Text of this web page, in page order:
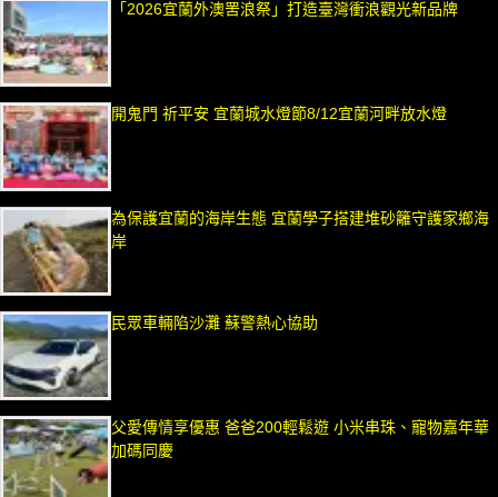
「2026宜蘭外澳罟浪祭」打造臺灣衝浪觀光新品牌
開鬼門 祈平安 宜蘭城水燈節8/12宜蘭河畔放水燈
為保護宜蘭的海岸生態 宜蘭學子搭建堆砂籬守護家鄉海
岸
民眾車輛陷沙灘 蘇警熱心協助
父愛傳情享優惠 爸爸200輕鬆遊 小米串珠、寵物嘉年華
加碼同慶